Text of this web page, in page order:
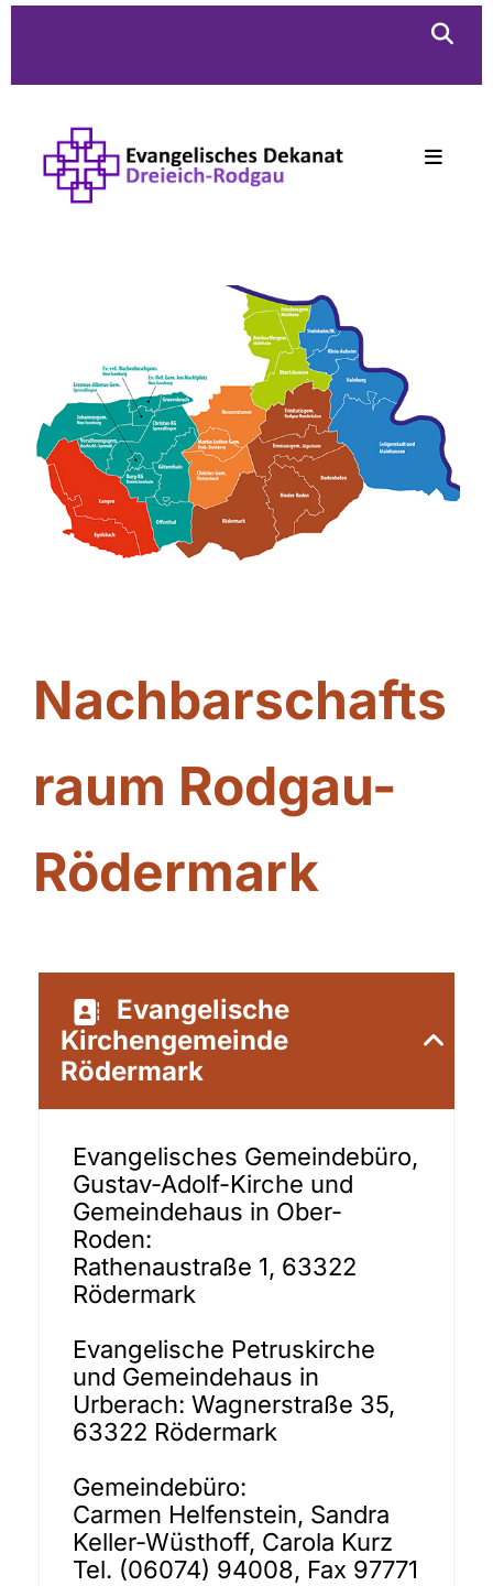
Nachbarschafts
raum Rodgau-
Rödermark
Evangelische
Kirchengemeinde
Rödermark
Evangelisches Gemeindebüro,
Gustav-Adolf-Kirche und
Gemeindehaus in Ober-
Roden:
Rathenaustraße 1, 63322
Rödermark
Evangelische Petruskirche
und Gemeindehaus in
Urberach: Wagnerstraße 35,
63322 Rödermark
Gemeindebüro:
Carmen Helfenstein, Sandra
Keller-Wüsthoff, Carola Kurz
Tel. (06074) 94008, Fax 97771